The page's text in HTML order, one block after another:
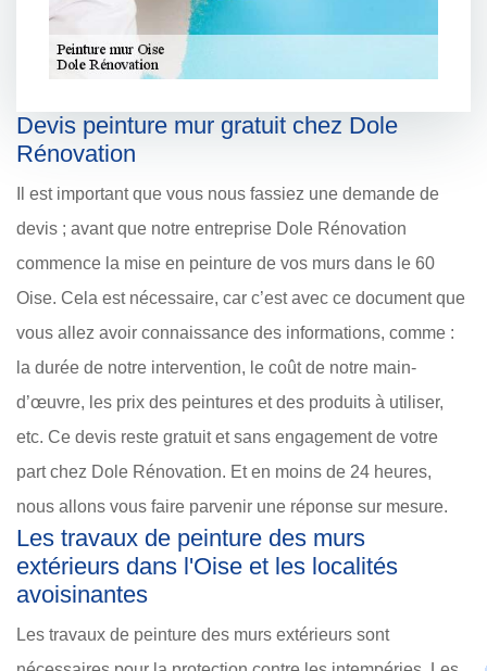
Devis peinture mur gratuit chez Dole
Rénovation
Il est important que vous nous fassiez une demande de
devis ; avant que notre entreprise Dole Rénovation
commence la mise en peinture de vos murs dans le 60
Oise. Cela est nécessaire, car c’est avec ce document que
vous allez avoir connaissance des informations, comme :
la durée de notre intervention, le coût de notre main-
d’œuvre, les prix des peintures et des produits à utiliser,
etc. Ce devis reste gratuit et sans engagement de votre
part chez Dole Rénovation. Et en moins de 24 heures,
nous allons vous faire parvenir une réponse sur mesure.
Les travaux de peinture des murs
extérieurs dans l'Oise et les localités
avoisinantes
Les travaux de peinture des murs extérieurs sont